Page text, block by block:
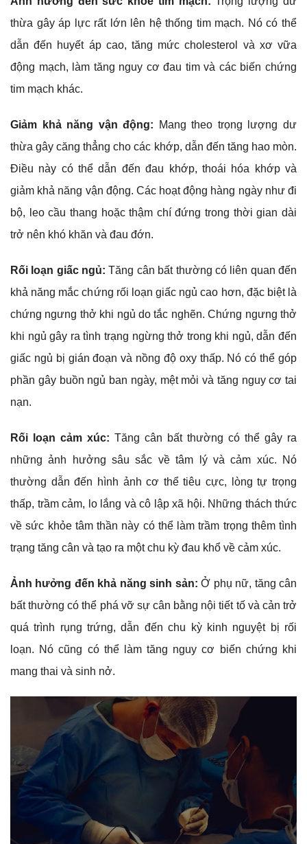
thừa gây áp lực rất lớn lên hệ thống tim mạch. Nó có thể
dẫn đến huyết áp cao, tăng mức cholesterol và xơ vữa
động mạch, làm tăng nguy cơ đau tim và các biến chứng
tim mạch khác.
Giảm khả năng vận động: Mang theo trọng lượng dư
thừa gây căng thẳng cho các khớp, dẫn đến tăng hao mòn.
Điều này có thể dẫn đến đau khớp, thoái hóa khớp và
giảm khả năng vận động. Các hoạt động hàng ngày như đi
bộ, leo cầu thang hoặc thậm chí đứng trong thời gian dài
trở nên khó khăn và đau đớn.
Rối loạn giấc ngủ:Tăng cân bất thường có liên quan đến
khả năng mắc chứng rối loạn giấc ngủ cao hơn, đặc biệt là
chứng ngưng thở khi ngủ do tắc nghẽn. Chứng ngưng thở
khi ngủ gây ra tình trạng ngừng thở trong khi ngủ, dẫn đến
giấc ngủ bị gián đoạn và nồng độ oxy thấp. Nó có thể góp
phần gây buồn ngủ ban ngày, mệt mỏi và tăng nguy cơ tai
nạn.
Rối loạn cảm xúc: Tăng cân bất thường có thể gây ra
những ảnh hưởng sâu sắc về tâm lý và cảm xúc. Nó
thường dẫn đến hình ảnh cơ thể tiêu cực, lòng tự trọng
thấp, trầm cảm, lo lắng và cô lập xã hội. Những thách thức
về sức khỏe tâm thần này có thể làm trầm trọng thêm tình
trạng tăng cân và tạo ra một chu kỳ đau khổ về cảm xúc.
Ảnh hưởng đến khả năng sinh sản:Ở phụ nữ, tăng cân
bất thường có thể phá vỡ sự cân bằng nội tiết tố và cản trở
quá trình rụng trứng, dẫn đến chu kỳ kinh nguyệt bị rối
loạn. Nó cũng có thể làm tăng nguy cơ biến chứng khi
mang thai và sinh nở.